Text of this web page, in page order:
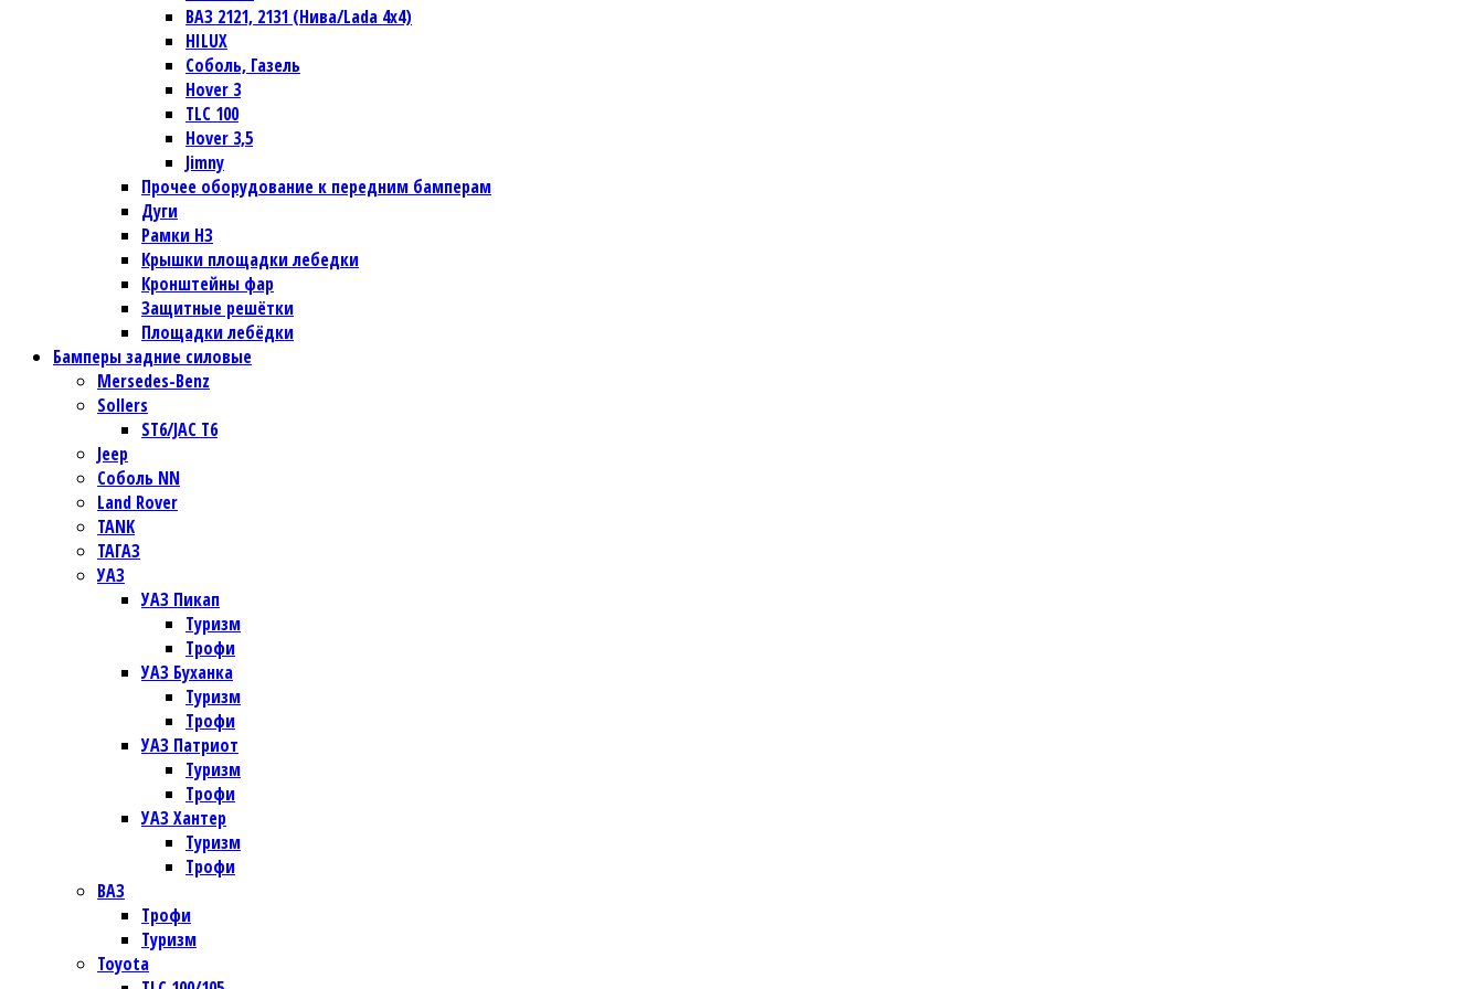
ВАЗ 2121, 2131 (Нива/Lada 4х4)
HILUX
Соболь, Газель
Hover 3
TLC 100
Hover 3,5
Jimny
Прочее оборудование к передним бамперам
Дуги
Рамки НЗ
Крышки площадки лебедки
Кронштейны фар
Защитные решётки
Площадки лебёдки
Бамперы задние силовые
Mersedes-Benz
Sollers
ST6/JAC T6
Jeep
Соболь NN
Land Rover
TANK
ТАГАЗ
УАЗ
УАЗ Пикап
Туризм
Трофи
УАЗ Буханка
Туризм
Трофи
УАЗ Патриот
Туризм
Трофи
УАЗ Хантер
Туризм
Трофи
ВАЗ
Трофи
Туризм
Toyota